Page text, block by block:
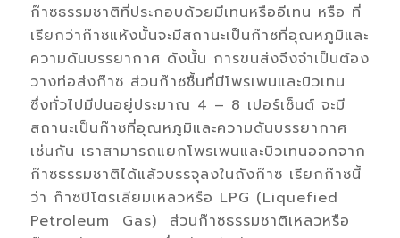
ก๊าซธรรมชาติที่ประกอบด้วยมีเทนหรืออีเทน หรือ ที่
เรียกว่าก๊าซแห้งนั้นจะมีสถานะเป็นก๊าซที่อุณหภูมิและ
ความดันบรรยากาศ ดังนั้น การขนส่งจึงจำเป็นต้อง
วางท่อส่งก๊าซ ส่วนก๊าซชื้นที่มีโพรเพนและบิวเทน
ซึ่งทั่วไปมีปนอยู่ประมาณ 4 – 8 เปอร์เซ็นต์ จะมี
สถานะเป็นก๊าซที่อุณหภูมิและความดันบรรยากาศ
เช่นกัน เราสามารถแยกโพรเพนและบิวเทนออกจาก
ก๊าซธรรมชาติได้แล้วบรรจุลงในถังก๊าซ เรียกก๊าซนี้
ว่า ก๊าซปิโตรเลียมเหลวหรือ LPG (Liquefied
Petroleum Gas) ส่วนก๊าซธรรมชาติเหลวหรือ